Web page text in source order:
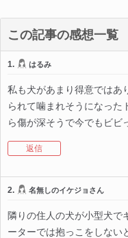
この記事の感想一覧
1. はるみ
私も犬があまり得意ではあ
られて噛まれそうになった
ら傷が深そうで今でもビビ
返信
2. 名無しのイケジョさん
隣りの住人の犬が小型犬で
ーターでは抱っこをしない